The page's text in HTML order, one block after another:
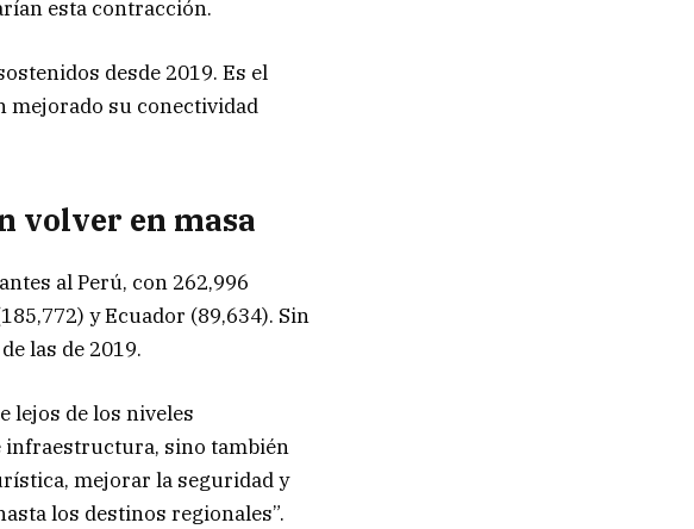
esta contracción.
desde 2019. Es el
mejorado su conectividad
volver en masa
al Perú, con 262,996
y Ecuador (89,634). Sin
las de 2019.
lejos de los niveles
infraestructura, sino también
mejorar la seguridad y
los destinos regionales”.